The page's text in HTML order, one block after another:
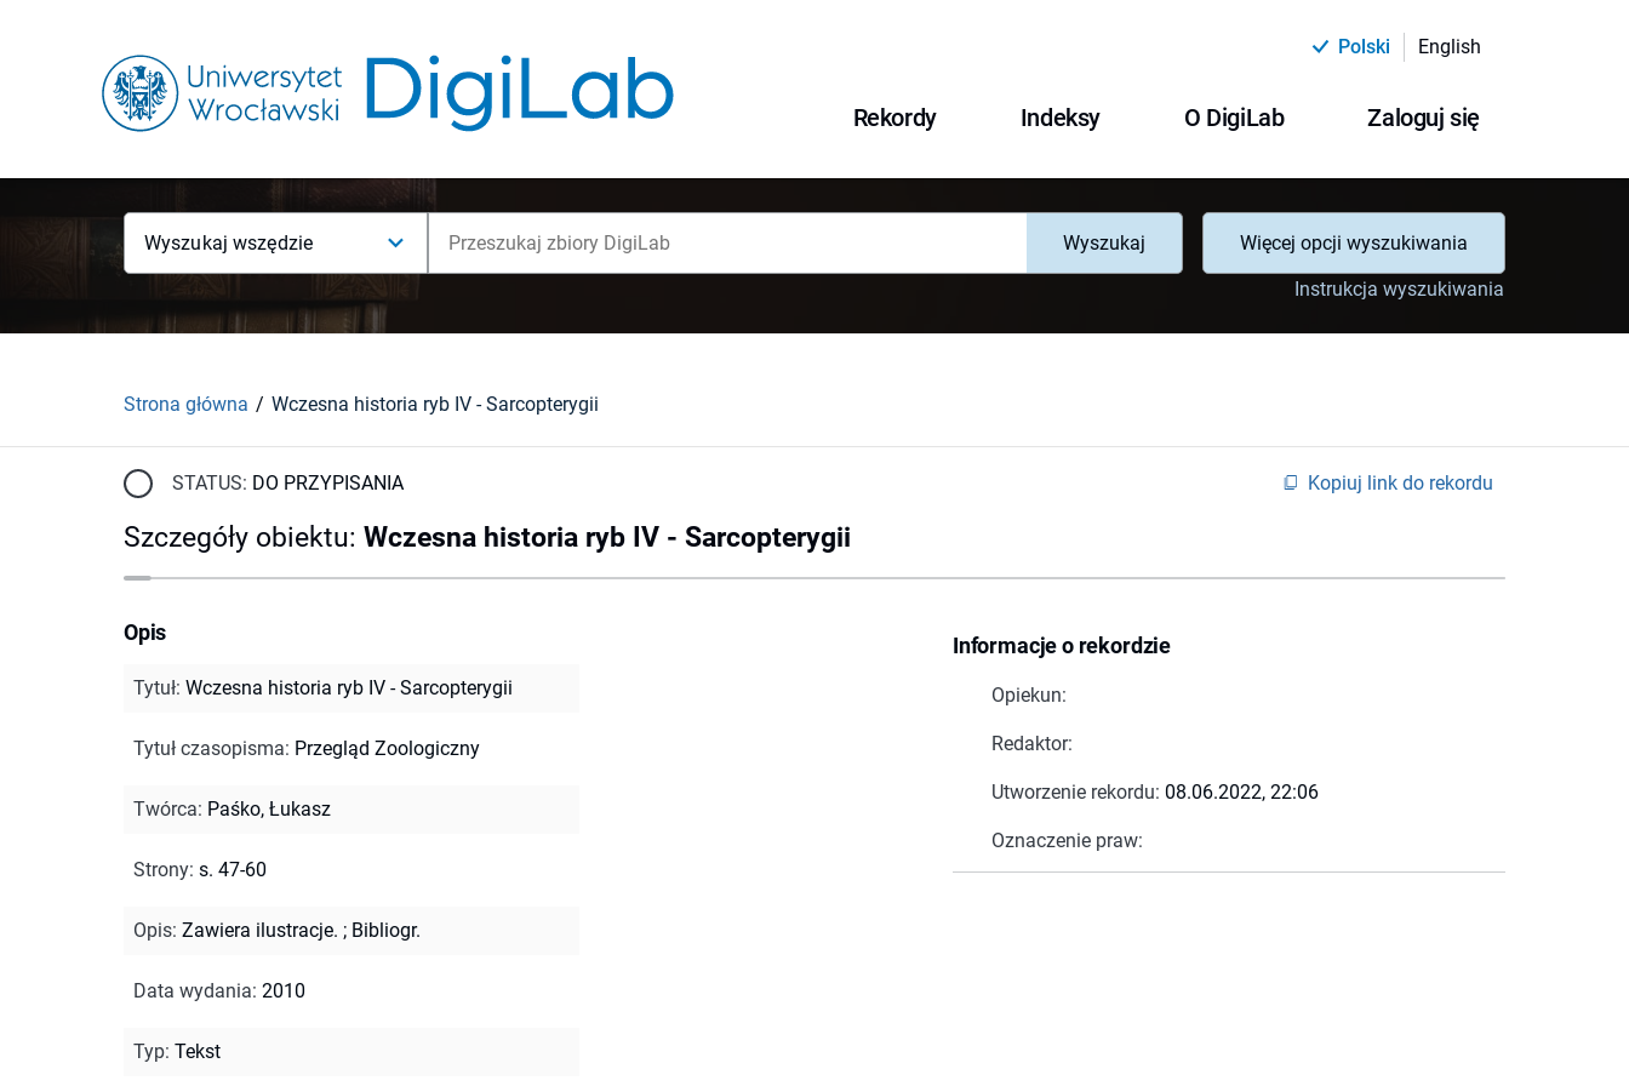
Polski English
Rekordy Indeksy O DigiLab Zaloguj się
Wyszukaj wszędzie Wyszukaj
Więcej opcji wyszukiwania
Instrukcja wyszukiwania
Strona główna Wczesna historia ryb IV - Sarcopterygii
STATUS: DO PRZYPISANIA Kopiuj link do rekordu
Szczegóły obiektu: Wczesna historia ryb IV - Sarcopterygii
Informacje o rekordzie
Opiekun:
Redaktor:
Utworzenie rekordu: 08.06.2022, 22:06
Oznaczenie praw:
Opis
Tytuł: Wczesna historia ryb IV - Sarcopterygii
Tytuł czasopisma: Przegląd Zoologiczny
Twórca: Paśko, Łukasz
Strony: s. 47-60
Opis: Zawiera ilustracje. ; Bibliogr.
Data wydania: 2010
Typ: Tekst